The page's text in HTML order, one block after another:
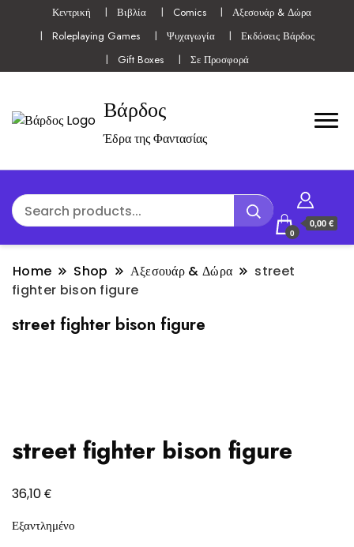
Κεντρική Βιβλία Comics
Αξεσουάρ & Δώρα
Roleplaying Games
Ψυχαγωγία
Εκδόσεις Βάρδος
Gift Boxes
Σε Προσφορά
Βάρδος
Έδρα της Φαντασίας
0
0,00 €
Home Shop Αξεσουάρ & Δώρα
street
fighter bison figure
street fighter bison figure
street fighter bison figure
36,10€
Εξαντλημένο